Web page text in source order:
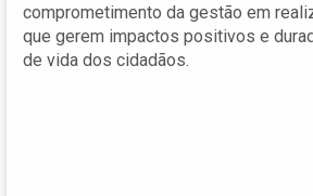
comprometimento da gestão em
que gerem impactos positivos e
de vida dos cidadãos.